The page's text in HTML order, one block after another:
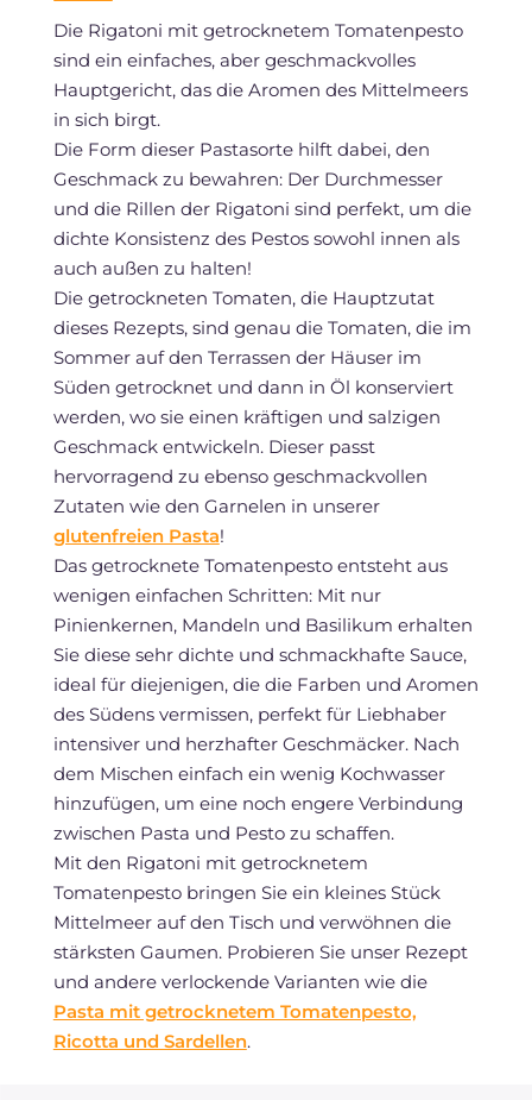
Die Rigatoni mit getrocknetem Tomatenpesto
sind ein einfaches, aber geschmackvolles
Hauptgericht, das die Aromen des Mittelmeers
in sich birgt.
Die Form dieser Pastasorte hilft dabei, den
Geschmack zu bewahren: Der Durchmesser
und die Rillen der Rigatoni sind perfekt, um die
dichte Konsistenz des Pestos sowohl innen als
auch außen zu halten!
Die getrockneten Tomaten, die Hauptzutat
dieses Rezepts, sind genau die Tomaten, die im
Sommer auf den Terrassen der Häuser im
Süden getrocknet und dann in Öl konserviert
werden, wo sie einen kräftigen und salzigen
Geschmack entwickeln. Dieser passt
hervorragend zu ebenso geschmackvollen
Zutaten wie den Garnelen in unserer
glutenfreien Pasta!
Das getrocknete Tomatenpesto entsteht aus
wenigen einfachen Schritten: Mit nur
Pinienkernen, Mandeln und Basilikum erhalten
Sie diese sehr dichte und schmackhafte Sauce,
ideal für diejenigen, die die Farben und Aromen
des Südens vermissen, perfekt für Liebhaber
intensiver und herzhafter Geschmäcker. Nach
dem Mischen einfach ein wenig Kochwasser
hinzufügen, um eine noch engere Verbindung
zwischen Pasta und Pesto zu schaffen.
Mit den Rigatoni mit getrocknetem
Tomatenpesto bringen Sie ein kleines Stück
Mittelmeer auf den Tisch und verwöhnen die
stärksten Gaumen. Probieren Sie unser Rezept
und andere verlockende Varianten wie die
Pasta mit getrocknetem Tomatenpesto,
Ricotta und Sardellen.